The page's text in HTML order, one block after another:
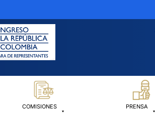
COMISIONES PRENSA